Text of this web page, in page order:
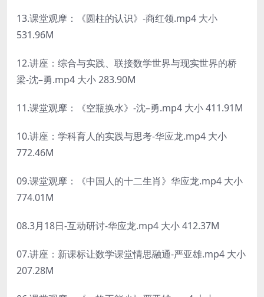
13.课堂观摩：《圆柱的认识》-商红领.mp4 大小
531.96M
12.讲座：综合与实践、联接数学世界与现实世界的桥
梁-沈–勇.mp4 大小 283.90M
11.课堂观摩：《空瓶换水》-沈–勇.mp4 大小 411.91M
10.讲座：学科育人的实践与思考-华应龙.mp4 大小
772.46M
09.课堂观摩：《中国人的十二生肖》华应龙.mp4 大小
774.01M
08.3月18日-互动研讨-华应龙.mp4 大小 412.37M
07.讲座：新课标让数学课堂情思融通-严亚雄.mp4 大小
207.28M